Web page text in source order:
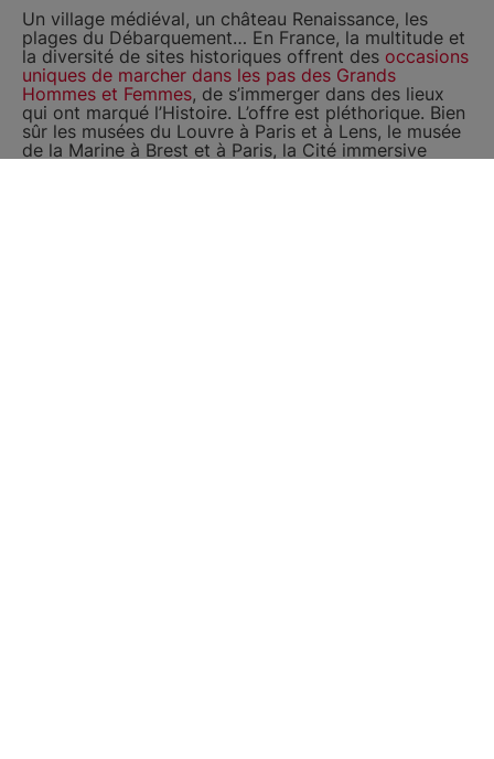
Un village médiéval, un château Renaissance, les
plages du Débarquement… En France, la multitude et
la diversité de sites historiques offrent des occasions
uniques de marcher dans les pas des Grands
Hommes et Femmes, de s’immerger dans des lieux
qui ont marqué l’Histoire. L’offre est pléthorique. Bien
sûr les musées du Louvre à Paris et à Lens, le musée
de la Marine à Brest et à Paris, la Cité immersive